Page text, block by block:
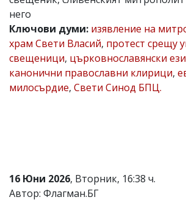
Коментарите
под
статиите
се
въвеждат
читателите
и
откриете
обиден
за
него
Ключови думи: изявление на
храм Свети Власий, протест срещу
свещеници, църковнославянски
канонични православни клирици,
милосърдие, Свети Синод БПЦ.
16 Юни 2026, Вторник, 16:38 ч.
Автор: Флагман.БГ